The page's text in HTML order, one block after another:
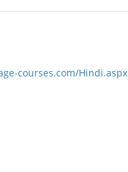
courses.com/Hindi.aspx